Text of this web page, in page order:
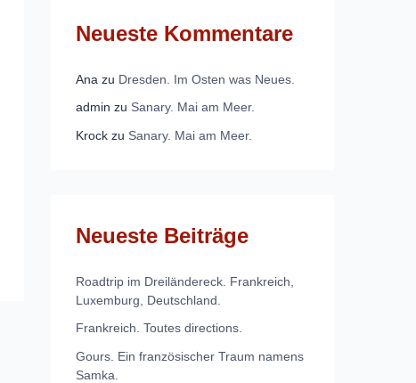
Neueste Kommentare
Ana zu Dresden. Im Osten was Neues.
admin zu Sanary. Mai am Meer.
Krock zu Sanary. Mai am Meer.
Neueste Beiträge
Roadtrip im Dreiländereck. Frankreich,
Luxemburg, Deutschland.
Frankreich. Toutes directions.
Gours. Ein französischer Traum namens
Samka.